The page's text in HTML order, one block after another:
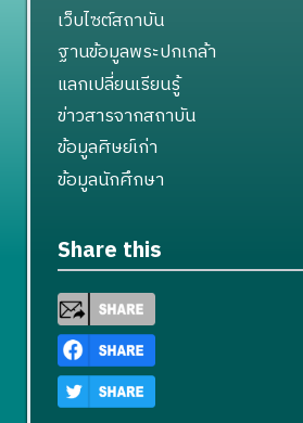
เว็บไซต์สถาบัน
ฐานข้อมูลพระปกเกล้า
แลกเปลี่ยนเรียนรู้
ข่าวสารจากสถาบัน
ข้อมูลศิษย์เก่า
ข้อมูลนักศึกษา
Share this